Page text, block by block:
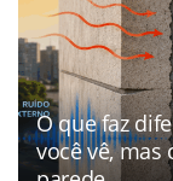
O que faz
você vê,